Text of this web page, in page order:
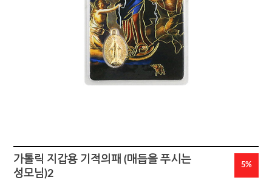
가톨릭 지갑용 기적의패 (매듭을 푸시는
성모님)2
5%